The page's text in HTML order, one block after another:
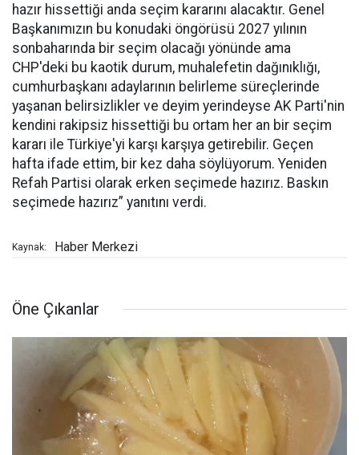
hazır hissettiği anda seçim kararını alacaktır. Genel
Başkanımızın bu konudaki öngörüsü 2027 yılının
sonbaharında bir seçim olacağı yönünde ama
CHP'deki bu kaotik durum, muhalefetin dağınıklığı,
cumhurbaşkanı adaylarının belirleme süreçlerinde
yaşanan belirsizlikler ve deyim yerindeyse AK Parti'nin
kendini rakipsiz hissettiği bu ortam her an bir seçim
kararı ile Türkiye'yi karşı karşıya getirebilir. Geçen
hafta ifade ettim, bir kez daha söylüyorum. Yeniden
Refah Partisi olarak erken seçimede hazırız. Baskın
seçimede hazırız” yanıtını verdi.
Kaynak: Haber Merkezi
Öne Çıkanlar